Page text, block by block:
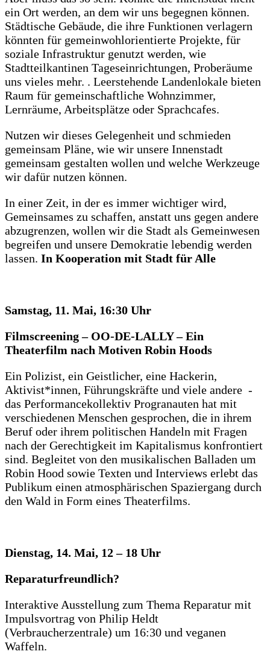
ein Ort werden, an dem wir uns begegnen können.
Städtische Gebäude, die ihre Funktionen verlagern
könnten für gemeinwohlorientierte Projekte, für
soziale Infrastruktur genutzt werden, wie
Stadtteilkantinen Tageseinrichtungen, Proberäume
uns vieles mehr. . Leerstehende Landenlokale bieten
Raum für gemeinschaftliche Wohnzimmer,
Lernräume, Arbeitsplätze oder Sprachcafes.
Nutzen wir dieses Gelegenheit und schmieden
gemeinsam Pläne, wie wir unsere Innenstadt
gemeinsam gestalten wollen und welche Werkzeuge
wir dafür nutzen können.
In einer Zeit, in der es immer wichtiger wird,
Gemeinsames zu schaffen, anstatt uns gegen andere
abzugrenzen, wollen wir die Stadt als Gemeinwesen
begreifen und unsere Demokratie lebendig werden
lassen. In Kooperation mit Stadt für Alle
Samstag, 11. Mai, 16:30 Uhr
Filmscreening – OO-DE-LALLY – Ein
Theaterfilm nach Motiven Robin Hoods
Ein Polizist, ein Geistlicher, eine Hackerin,
Aktivist*innen, Führungskräfte und viele andere -
das Performancekollektiv Progranauten hat mit
verschiedenen Menschen gesprochen, die in ihrem
Beruf oder ihrem politischen Handeln mit Fragen
nach der Gerechtigkeit im Kapitalismus konfrontiert
sind. Begleitet von den musikalischen Balladen um
Robin Hood sowie Texten und Interviews erlebt das
Publikum einen atmosphärischen Spaziergang durch
den Wald in Form eines Theaterfilms.
Dienstag, 14. Mai, 12 – 18 Uhr
Reparaturfreundlich?
Interaktive Ausstellung zum Thema Reparatur mit
Impulsvortrag von Philip Heldt
(Verbraucherzentrale) um 16:30 und veganen
Waffeln.